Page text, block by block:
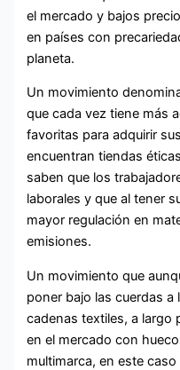
el mercado y bajos
en países con
planeta.
Un movimiento
que cada vez tiene más
favoritas para adquirir
encuentran tiendas
saben que los
laborales y que al tener
mayor regulación en
emisiones.
Un movimiento que
poner bajo las cuerdas
cadenas textiles, a largo
en el mercado con
multimarca, en este